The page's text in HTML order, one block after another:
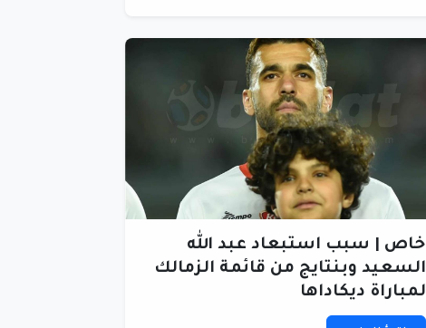
خاص | سبب استبعاد عبد الله
السعيد وبنتايج من قائمة الزمالك
لمباراة ديكاداها